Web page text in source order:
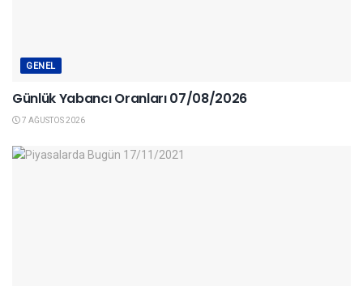
GENEL
Günlük Yabancı Oranları 07/08/2026
7 AĞUSTOS 2026